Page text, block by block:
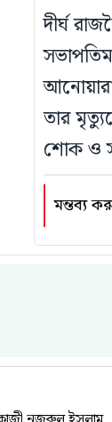
দীর্ঘ
তার
শোক ও
মন্তব্য